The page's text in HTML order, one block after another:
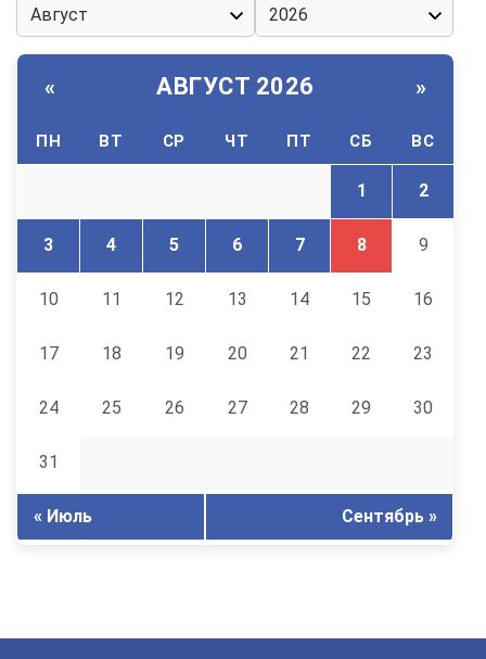
« АВГУСТ 2026 »
ПН ВТ СР ЧТ ПТ СБ ВС
1 2
3 4 5 6 7 8 9
10 11 12 13 14 15 16
17 18 19 20 21 22 23
24 25 26 27 28 29 30
31
« Июль Сентябрь »